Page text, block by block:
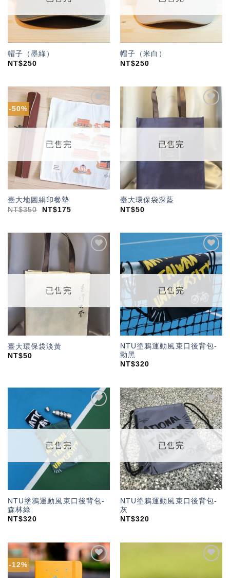
帽子（墨綠）
NT$250
帽子（米白）
NT$250
-50%
「願
望輕
單」
已售完
臺大地圖絹印餐墊
NT$350 NT$175
「願
望輕
已售完
臺大環保袋深藍
NT$50
望輕
已售完
臺大環保袋淡黃
NT$50
加入
「願
望輕
已售完
NTU塗鴉運動風束口後背包-
勁黑
NT$320
望輕
已售完
NTU塗鴉運動風束口後背包-
森林綠
NT$320
加入
「願
望輕
單」
已售完
NTU塗鴉運動風束口後背包-
灰
NT$320
-12%
加入
「願